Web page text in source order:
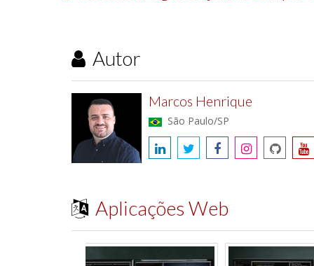
Autor
Marcos Henrique
São Paulo/SP
Aplicações Web